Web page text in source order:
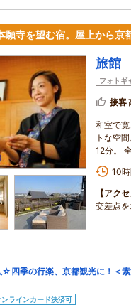
願寺を望む宿。屋上から京
旅館
フォトギ
接客
和室で
トな空
12分。
10
【アクセ
交差点
四季の行楽、京都観光に！＜素
ンラインカード決済可